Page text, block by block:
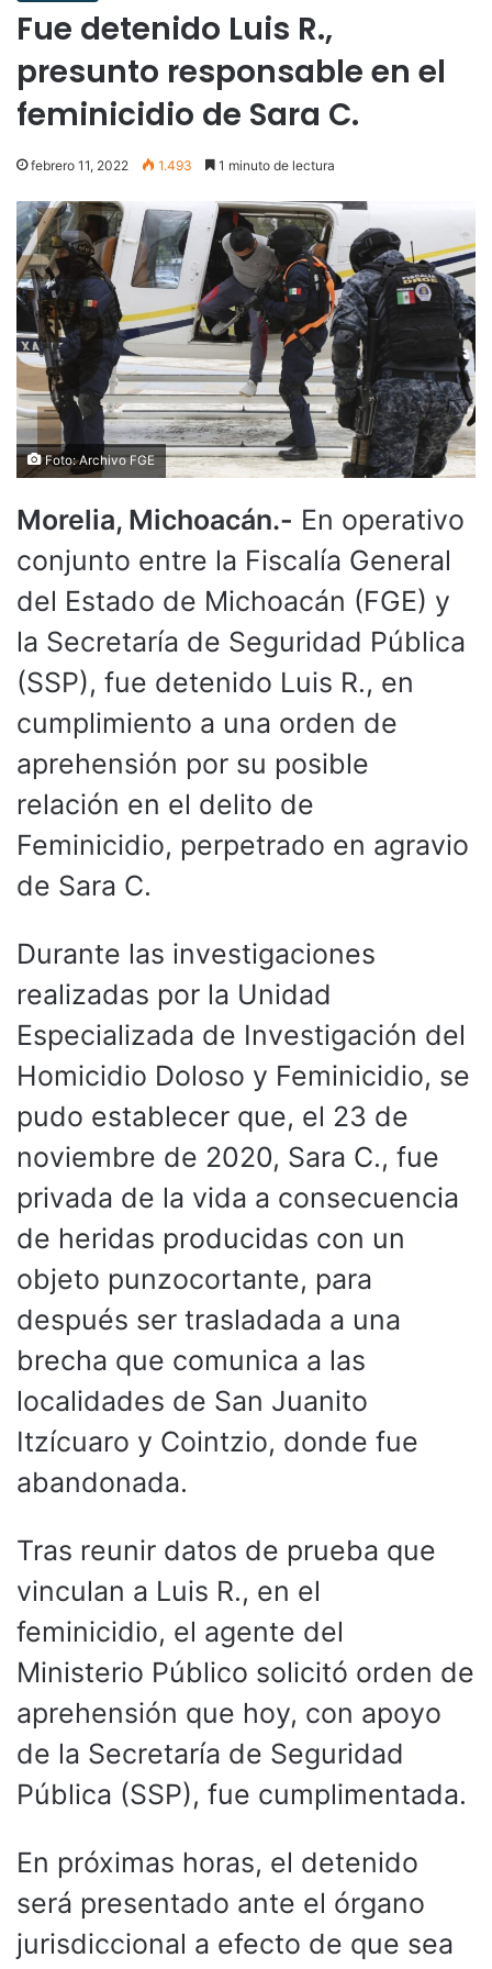
Fue detenido Luis R.,
presunto responsable en el
feminicidio de Sara C.
febrero 11, 2022 1.493 1 minuto de lectura
Foto: Archivo FGE
Morelia, Michoacán.- En operativo
conjunto entre la Fiscalía General
del Estado de Michoacán (FGE) y
la Secretaría de Seguridad Pública
(SSP), fue detenido Luis R., en
cumplimiento a una orden de
aprehensión por su posible
relación en el delito de
Feminicidio, perpetrado en agravio
de Sara C.
Durante las investigaciones
realizadas por la Unidad
Especializada de Investigación del
Homicidio Doloso y Feminicidio, se
pudo establecer que, el 23 de
noviembre de 2020, Sara C., fue
privada de la vida a consecuencia
de heridas producidas con un
objeto punzocortante, para
después ser trasladada a una
brecha que comunica a las
localidades de San Juanito
Itzícuaro y Cointzio, donde fue
abandonada.
Tras reunir datos de prueba que
vinculan a Luis R., en el
feminicidio, el agente del
Ministerio Público solicitó orden de
aprehensión que hoy, con apoyo
de la Secretaría de Seguridad
Pública (SSP), fue cumplimentada.
En próximas horas, el detenido
será presentado ante el órgano
jurisdiccional a efecto de que sea